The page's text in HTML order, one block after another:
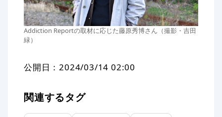
Addiction Reportの取材に応じた藤原秀博さん（撮影・吉田
緑）
公開日：2024/03/14 02:00
関連するタグ